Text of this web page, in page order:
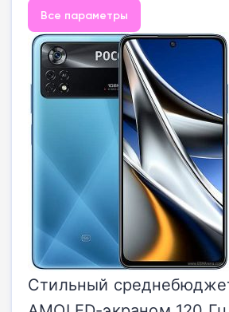
Все параметры
Стильный